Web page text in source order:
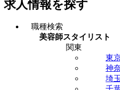
求人情報を探す
職種検索
美容師スタイリスト
関東
東
神
埼